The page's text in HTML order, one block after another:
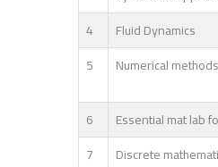
4 Fluid Dynamics
5
Numerical
6 Essential mat lab
7
Discrete